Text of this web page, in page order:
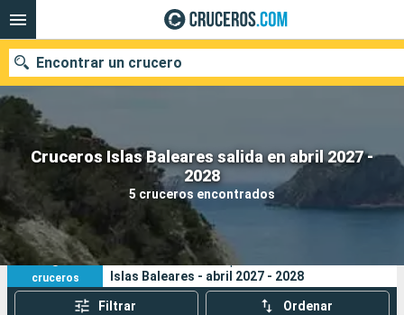
Cruceros Islas Baleares salida en abril 2027 -
2028
5 cruceros encontrados
Encontrar un crucero
Nuestros destinos
Fecha de salida
Puertos
Buscar
5
cruceros
Sus criterios de búsqueda:
Islas Baleares - abril 2027 - 2028
Filtrar Ordenar